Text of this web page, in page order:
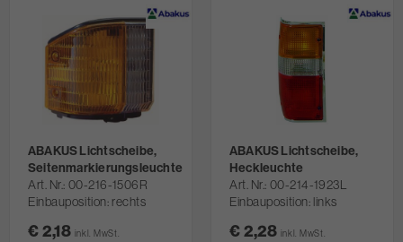
ABAKUS Lichtscheibe,
Seitenmarkierungsleuchte
Art. Nr. 00-216-1506R
Einbauposition: rechts
€ 2,18 inkl. MwSt.
ABAKUS Lichtscheibe,
Heckleuchte
Art. Nr. 00-214-1923L
Einbauposition: links
€ 2,28 inkl. MwSt.